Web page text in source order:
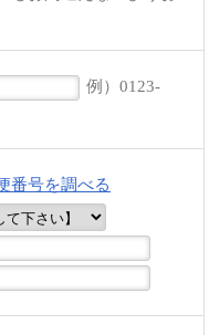
例）0123-
番号を調べる